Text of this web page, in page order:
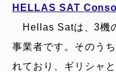
HELLAS SAT
Hellas Satは、3機
事業者です。そのう
れており、ギリシャ